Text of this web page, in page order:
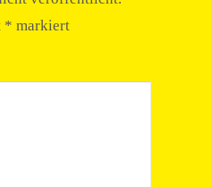
* markiert